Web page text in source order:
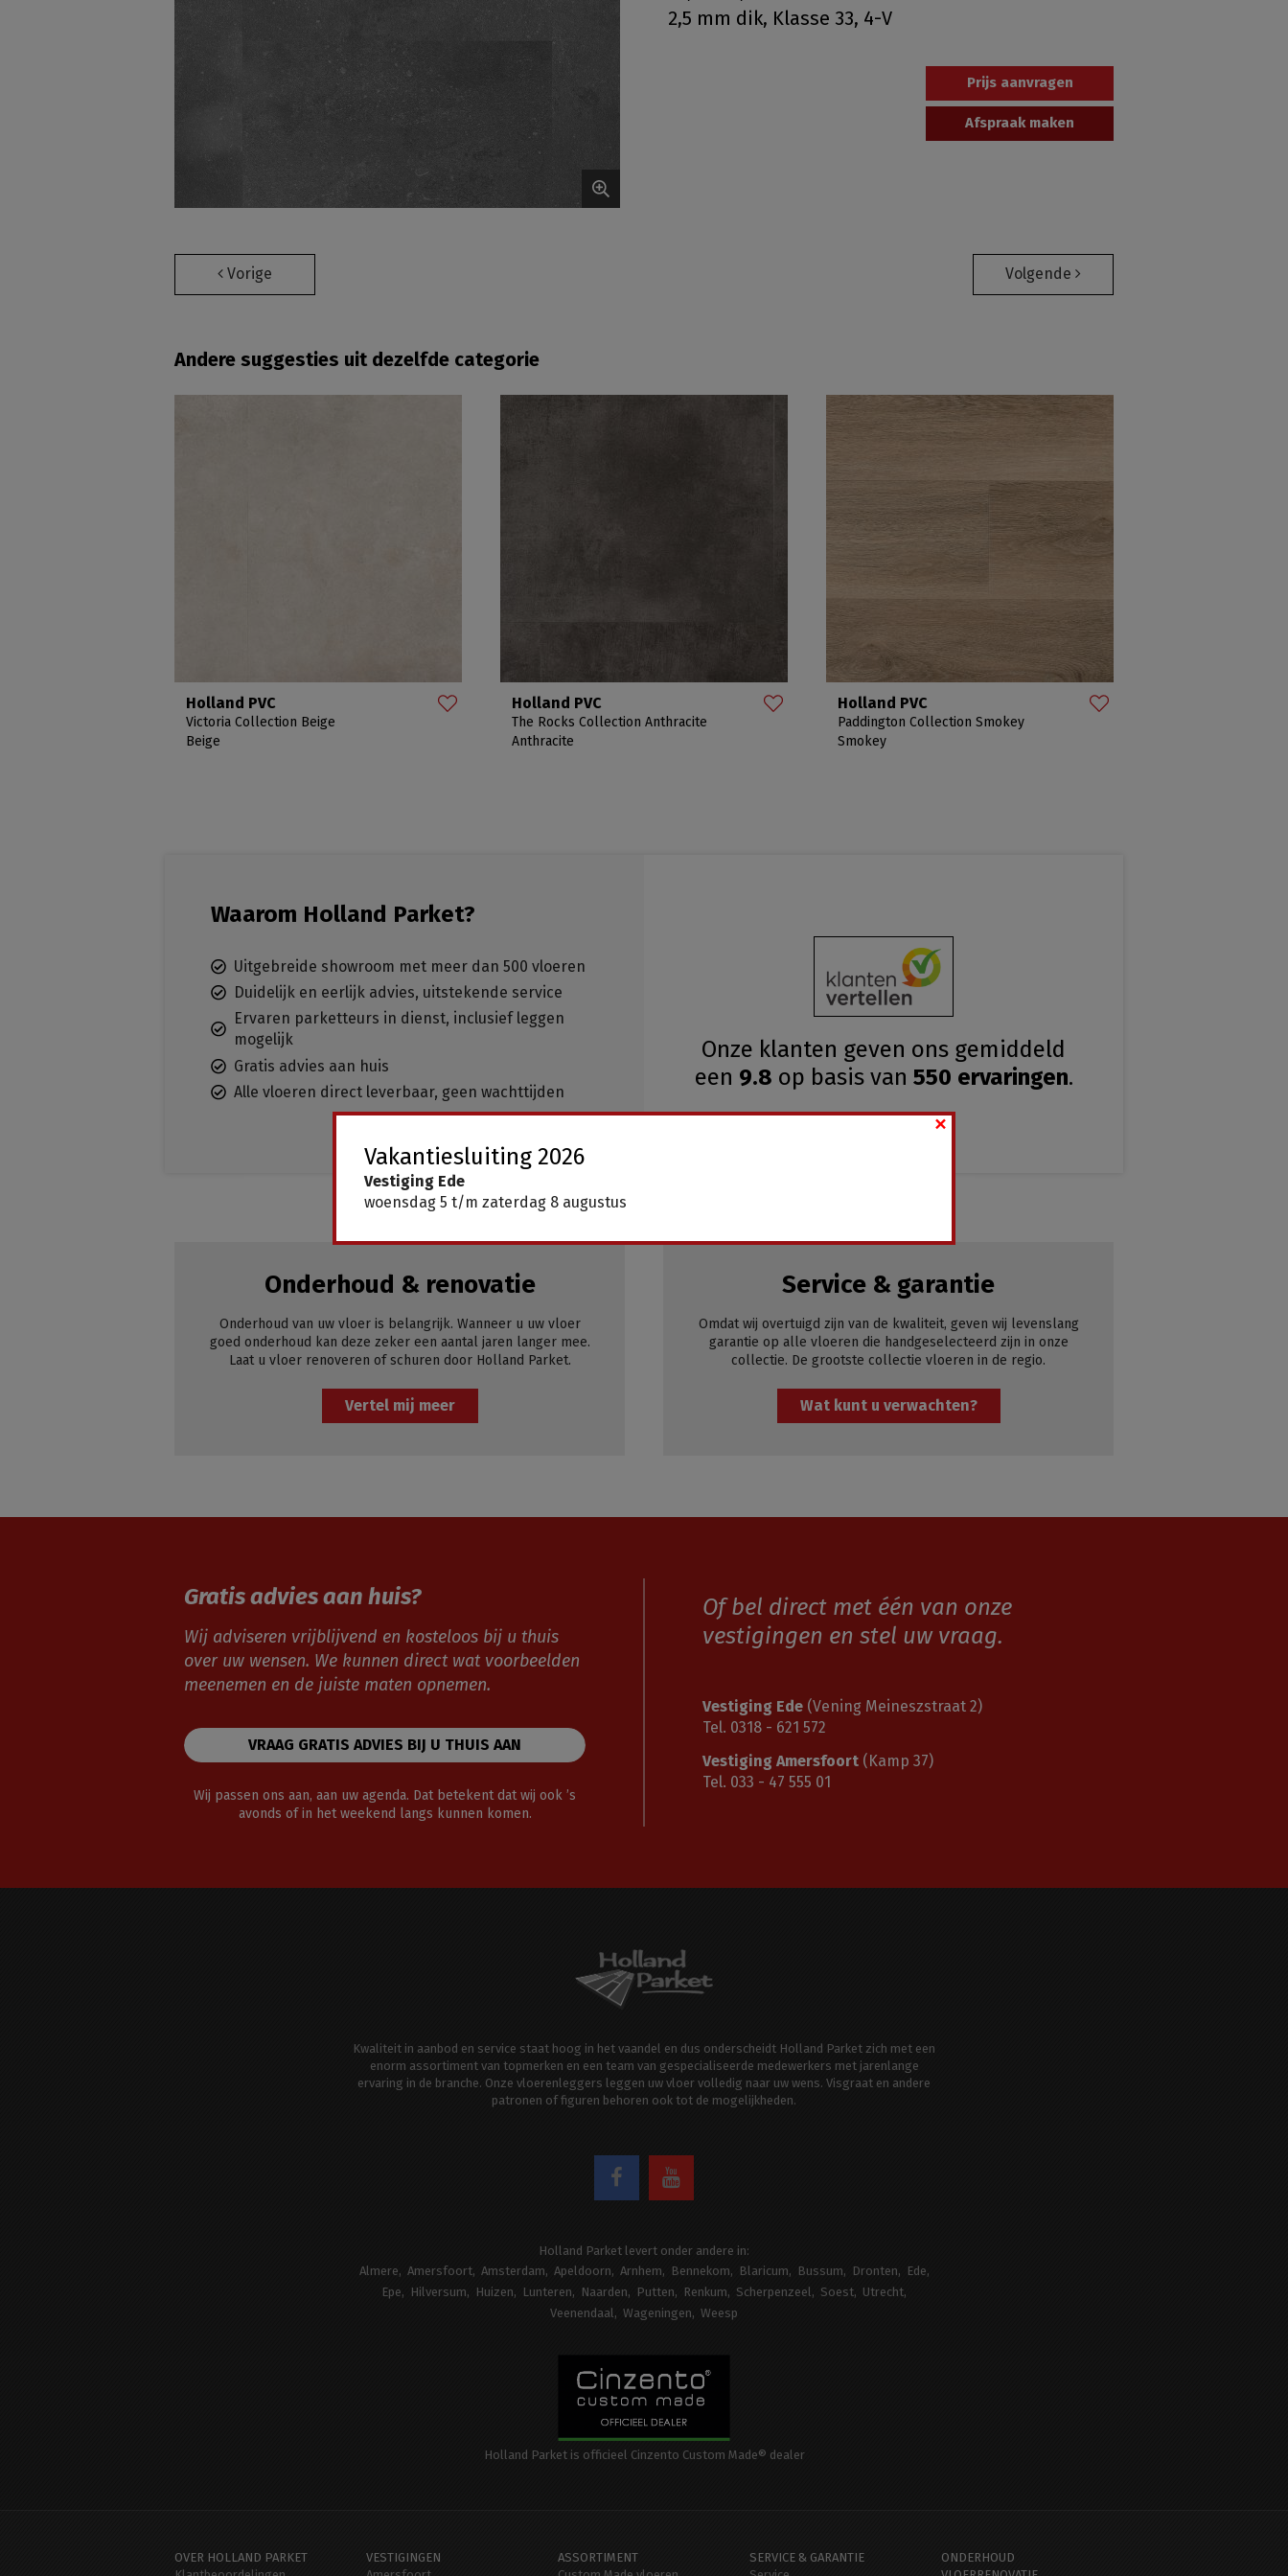
2,5 mm dik, Klasse 33, 4-V
Prijs aanvragen
Afspraak maken
Vorige Volgende
Andere suggesties uit dezelfde categorie
Holland PVC
Victoria Collection Beige
Beige
Holland PVC
The Rocks Collection Anthracite
Anthracite
Holland PVC
Paddington Collection Smokey
Smokey
Waarom Holland Parket?
Uitgebreide showroom met meer dan 500 vloeren
Duidelijk en eerlijk advies, uitstekende service
Ervaren parketteurs in dienst, inclusief leggen
mogelijk
Gratis advies aan huis
Alle vloeren direct leverbaar, geen wachttijden
Onze klanten geven ons gemiddeld
een 9.8 op basis van 550 ervaringen.
Onderhoud & renovatie
Onderhoud van uw vloer is belangrijk. Wanneer u uw vloer
goed onderhoud kan deze zeker een aantal jaren langer mee.
Laat u vloer renoveren of schuren door Holland Parket.
Vertel mij meer
Service & garantie
Omdat wij overtuigd zijn van de kwaliteit, geven wij levenslang
garantie op alle vloeren die handgeselecteerd zijn in onze
collectie. De grootste collectie vloeren in de regio.
Wat kunt u verwachten?
Gratis advies aan huis?
Wij adviseren vrijblijvend en kosteloos bij u thuis
over uw wensen. We kunnen direct wat voorbeelden
meenemen en de juiste maten opnemen.
VRAAG GRATIS ADVIES BIJ U THUIS AAN
Wij passen ons aan, aan uw agenda. Dat betekent dat wij ook ’s
avonds of in het weekend langs kunnen komen.
Of bel direct met één van onze
vestigingen en stel uw vraag.
Vestiging Ede (Vening Meineszstraat 2)
Tel. 0318 - 621 572
Vestiging Amersfoort (Kamp 37)
Tel. 033 - 47 555 01
Kwaliteit in aanbod en service staat hoog in het vaandel en dus onderscheidt Holland Parket zich met een
enorm assortiment van topmerken en een team van gespecialiseerde medewerkers met jarenlange
ervaring in de branche. Onze vloerenleggers leggen uw vloer volledig naar uw wens. Visgraat en andere
patronen of figuren behoren ook tot de mogelijkheden.
Holland Parket levert onder andere in:
Almere
Amersfoort Amsterdam Apeldoorn Arnhem Bennekom Blaricum Bussum Dronten
Ede
Epe
Hilversum Huizen Lunteren Naarden Putten Renkum Scherpenzeel Soest
Utrecht
Veenendaal
Wageningen Weesp
Holland Parket is officieel Cinzento Custom Made® dealer
OVER HOLLAND PARKET
VESTIGINGEN
ASSORTIMENT
SERVICE & GARANTIE
ONDERHOUD
Vakantiesluiting 2026
Vestiging Ede
woensdag 5 t/m zaterdag 8 augustus
×